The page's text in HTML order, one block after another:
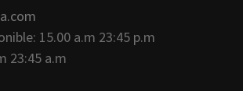
15.00 a.m 23:45 p.m
23:45 a.m